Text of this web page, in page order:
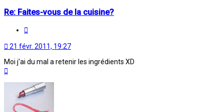
Re: Faites-vous de la cuisine?
21 févr. 2011, 19:27
Moi j'ai du mal a retenir les ingrédients XD